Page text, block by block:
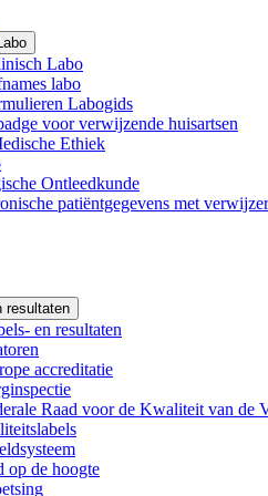
Labo
labo
Labogids
voor verwijzende huisartsen
Ethiek
Ontleedkunde
patiëntgegevens met
resultaten
en resultaten
accreditatie
Raad voor de Kwaliteit van de
op de hoogte